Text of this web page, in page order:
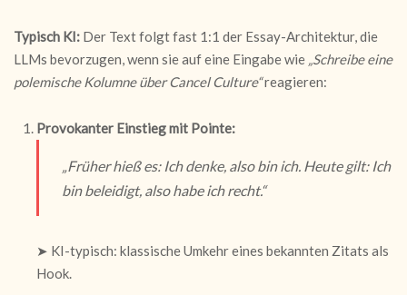
Typisch KI: Der Text folgt fast 1:1 der Essay-Architektur, die
LLMs bevorzugen, wenn sie auf eine Eingabe wie „Schreibe eine
polemische Kolumne über Cancel Culture“reagieren:
Provokanter Einstieg mit Pointe:
„Früher hieß es: Ich denke, also bin ich. Heute gilt: Ich
bin beleidigt, also habe ich recht.“
➤ KI-typisch: klassische Umkehr eines bekannten Zitats als
Hook.